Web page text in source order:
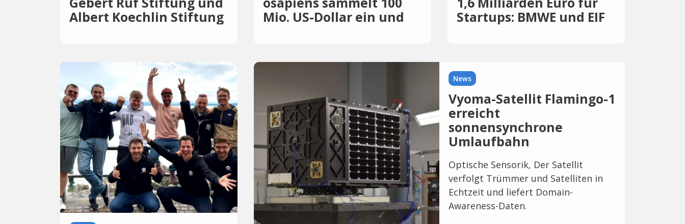
Albert Koechlin Stiftung
Innerschweiz
Mio. US-Dollar ein und
Startups: BMWE und EIF
News
Vyoma-Satellit Flamingo-1
erreicht
sonnensynchrone
Umlaufbahn
Optische Sensorik, Der Satellit
verfolgt Trümmer und Satelliten in
Echtzeit und liefert Domain-
Awareness-Daten.